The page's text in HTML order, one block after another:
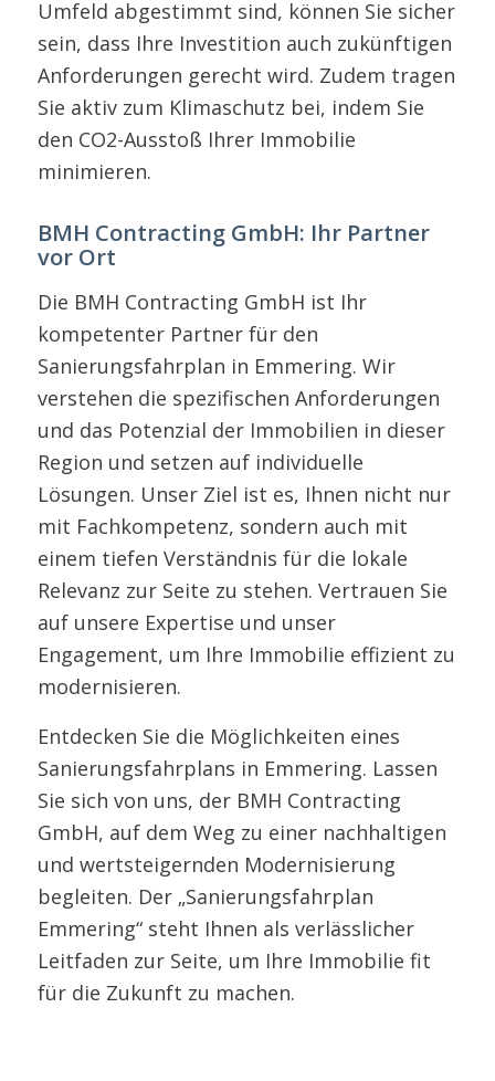
Umfeld abgestimmt sind, können Sie sicher
sein, dass Ihre Investition auch zukünftigen
Anforderungen gerecht wird. Zudem tragen
Sie aktiv zum Klimaschutz bei, indem Sie
den CO2-Ausstoß Ihrer Immobilie
minimieren.
BMH Contracting GmbH: Ihr Partner
vor Ort
Die BMH Contracting GmbH ist Ihr
kompetenter Partner für den
Sanierungsfahrplan in Emmering. Wir
verstehen die spezifischen Anforderungen
und das Potenzial der Immobilien in dieser
Region und setzen auf individuelle
Lösungen. Unser Ziel ist es, Ihnen nicht nur
mit Fachkompetenz, sondern auch mit
einem tiefen Verständnis für die lokale
Relevanz zur Seite zu stehen. Vertrauen Sie
auf unsere Expertise und unser
Engagement, um Ihre Immobilie effizient zu
modernisieren.
Entdecken Sie die Möglichkeiten eines
Sanierungsfahrplans in Emmering. Lassen
Sie sich von uns, der BMH Contracting
GmbH, auf dem Weg zu einer nachhaltigen
und wertsteigernden Modernisierung
begleiten. Der „Sanierungsfahrplan
Emmering“ steht Ihnen als verlässlicher
Leitfaden zur Seite, um Ihre Immobilie fit
für die Zukunft zu machen.